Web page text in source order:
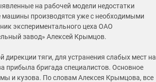
на рабочей модели недостатки
машины производятся уже с необходимыми
экспериментального цеха ОАО
завод» Алексей Крымцов.
тяги, для устранения слабых мест на
прибыла бригада специалистов. Основное
и кузова. По словам Алексея Крымцова, все